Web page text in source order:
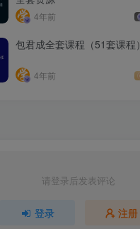
4年前
包君成全套课程（51套课程）
4年前
请登录后发表评论
登录 注册